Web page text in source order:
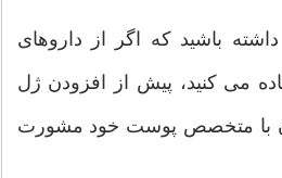
باشید که اگر از داروهای
می کنید، پیش از افزودن ژل
با متخصص پوست خود مشورت